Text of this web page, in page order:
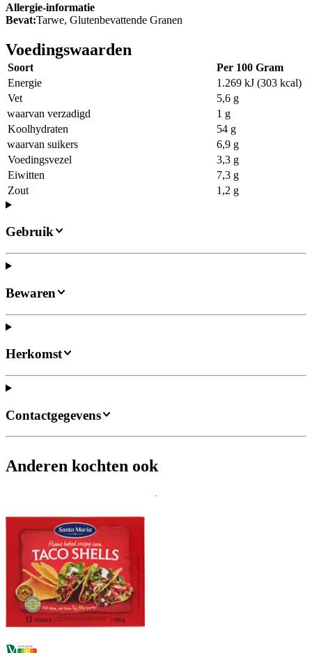
Allergie-informatie
Bevat:Tarwe, Glutenbevattende Granen
Voedingswaarden
Soort
Per 100 Gram
Energie
1.269 kJ (303 kcal)
Vet
5,6 g
waarvan verzadigd
1 g
Koolhydraten
54 g
waarvan suikers
6,9 g
Voedingsvezel
3,3 g
Eiwitten
7,3 g
Zout
1,2 g
Gebruik
Bewaren
Herkomst
Contactgegevens
Anderen kochten ook